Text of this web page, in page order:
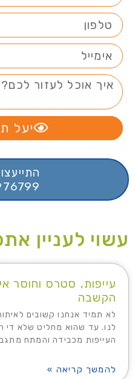
יעל
עשוי לעניין
עייפות, סטרס וחוסר
הקשבה
לא תמיד אנחנו קשובים
לנו. עד שהוא מחליט שלא די
העייפות מכבידה והמתח
להמשך קריאה »